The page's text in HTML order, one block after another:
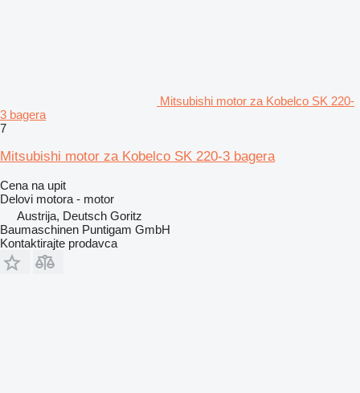
Mitsubishi motor za Kobelco SK 220-
3 bagera
7
Mitsubishi motor za Kobelco SK 220-3 bagera
Cena na upit
Delovi motora - motor
Austrija, Deutsch Goritz
Baumaschinen Puntigam GmbH
Kontaktirajte prodavca